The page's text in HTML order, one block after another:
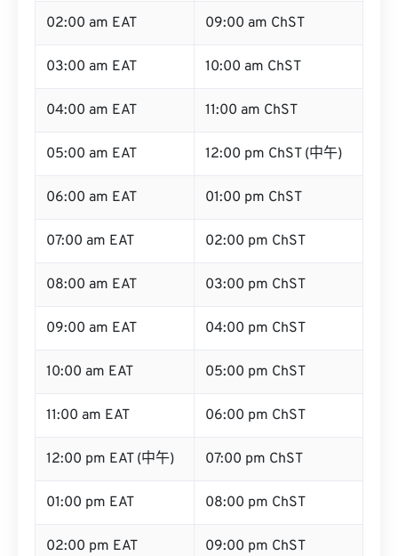
02:00 am EAT 09:00 am ChST
03:00 am EAT 10:00 am ChST
04:00 am EAT 11:00 am ChST
05:00 am EAT 12:00 pm ChST (中午)
06:00 am EAT 01:00 pm ChST
07:00 am EAT 02:00 pm ChST
08:00 am EAT 03:00 pm ChST
09:00 am EAT 04:00 pm ChST
10:00 am EAT 05:00 pm ChST
11:00 am EAT 06:00 pm ChST
12:00 pm EAT (中午) 07:00 pm ChST
01:00 pm EAT 08:00 pm ChST
02:00 pm EAT 09:00 pm ChST